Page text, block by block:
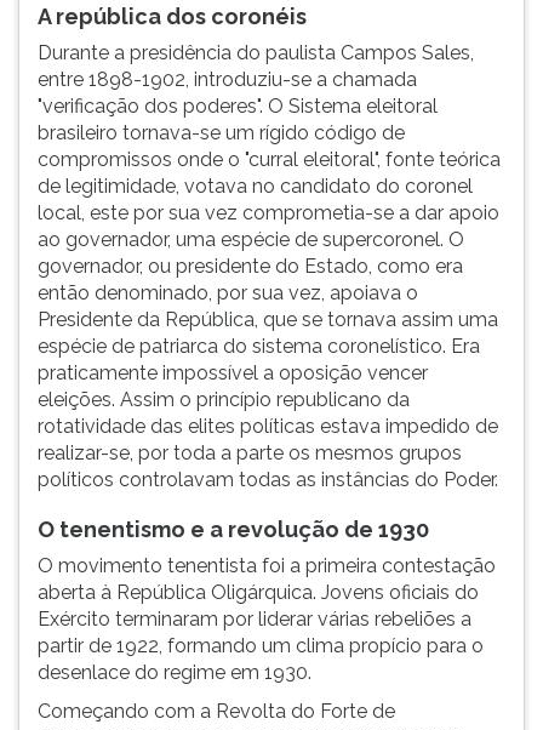
A república dos coronéis
Durante a presidência do paulista Campos Sales,
entre 1898-1902, introduziu-se a chamada
"verificação dos poderes". O Sistema eleitoral
brasileiro tornava-se um rígido código de
compromissos onde o "curral eleitoral", fonte teórica
de legitimidade, votava no candidato do coronel
local, este por sua vez comprometia-se a dar apoio
ao governador, uma espécie de supercoronel. O
governador, ou presidente do Estado, como era
então denominado, por sua vez, apoiava o
Presidente da República, que se tornava assim uma
espécie de patriarca do sistema coronelístico. Era
praticamente impossível a oposição vencer
eleições. Assim o princípio republicano da
rotatividade das elites políticas estava impedido de
realizar-se, por toda a parte os mesmos grupos
políticos controlavam todas as instâncias do Poder.
O tenentismo e a revolução de 1930
O movimento tenentista foi a primeira contestação
aberta à República Oligárquica. Jovens oficiais do
Exército terminaram por liderar várias rebeliões a
partir de 1922, formando um clima propício para o
desenlace do regime em 1930.
Começando com a Revolta do Forte de